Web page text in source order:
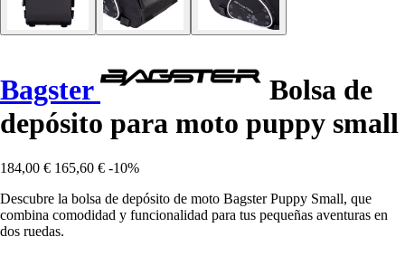
Bagster
Bolsa de
depósito para moto puppy small
184,00 € 165,60 € -10%
Descubre la bolsa de depósito de moto Bagster Puppy Small, que
combina comodidad y funcionalidad para tus pequeñas aventuras en
dos ruedas.